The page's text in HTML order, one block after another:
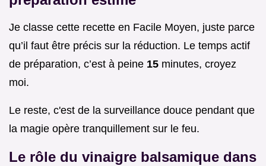
Je classe cette recette en Facile Moyen, juste parce
qu’il faut être précis sur la réduction. Le temps actif
de préparation, c’est à peine 15 minutes, croyez
moi.
Le reste, c'est de la surveillance douce pendant que
la magie opère tranquillement sur le feu.
Le rôle du vinaigre balsamique dans